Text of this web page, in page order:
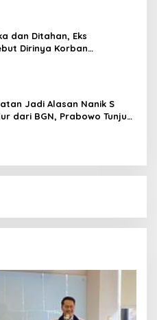
dan Ditahan, Eks
Dirinya Korban
Jadi Alasan Nanik S
dari BGN, Prabowo Tunjuk